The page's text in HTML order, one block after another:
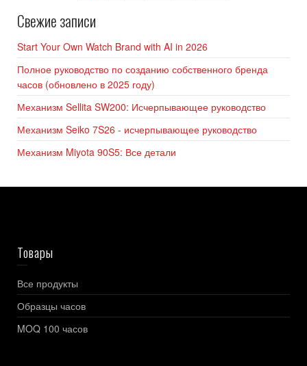
Свежие записи
Start Your Own Watch Brand with AI in 2026
Полное руководство по созданию собственного бренда
часов (обновлено в 2025 году)
Механизм Sellita SW200: Исчерпывающее руководство
Механизм Seiko 7S26 - исчерпывающее руководство
Механизм Miyota 90S5: Все детали
Товары
Все продукты
Образцы часов
MOQ 100 часов